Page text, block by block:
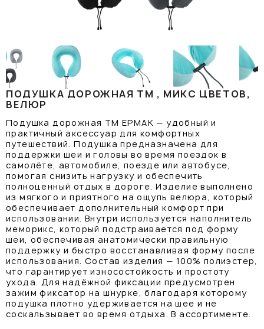
ПОДУШКА ДОРОЖНАЯ ТМ , МИКС ЦВЕТОВ,
ВЕЛЮР
Подушка дорожная TM ЕРМАК — удобный и
практичный аксессуар для комфортных
путешествий. Подушка предназначена для
поддержки шеи и головы во время поездок в
самолёте, автомобиле, поезде или автобусе,
помогая снизить нагрузку и обеспечить
полноценный отдых в дороге. Изделие выполнено
из мягкого и приятного на ощупь велюра, который
обеспечивает дополнительный комфорт при
использовании. Внутри используется наполнитель
меморикс, который подстраивается под форму
шеи, обеспечивая анатомически правильную
поддержку и быстро восстанавливая форму после
использования. Состав изделия — 100% полиэстер,
что гарантирует износостойкость и простоту
ухода. Для надёжной фиксации предусмотрен
зажим фиксатор на шнурке, благодаря которому
подушка плотно удерживается на шее и не
соскальзывает во время отдыха. В ассортименте.